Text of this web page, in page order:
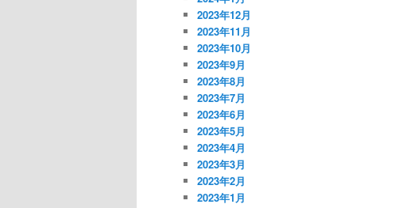
2023年12月
2023年11月
2023年10月
2023年9月
2023年8月
2023年7月
2023年6月
2023年5月
2023年4月
2023年3月
2023年2月
2023年1月